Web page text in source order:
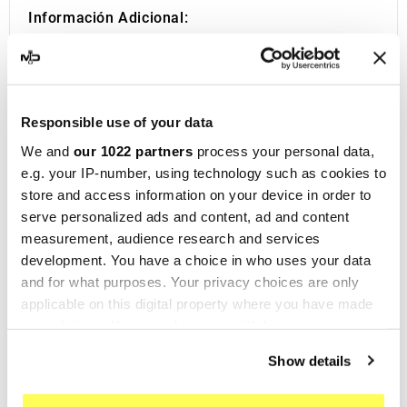
Responsible use of your data
We and our 1022 partners process your personal data,
e.g. your IP-number, using technology such as cookies to
store and access information on your device in order to
serve personalized ads and content, ad and content
measurement, audience research and services
development. You have a choice in who uses your data
and for what purposes. Your privacy choices are only
applicable on this digital property where you have made
Show details
Información Adicional:
Si está buscando el escape deportivo perfecto
para su motocicleta, está en el lugar correcto.
dedicado a la investigación y reventa de los
mejores escapes deportivos para moto. Si tiene
alguna pregunta o duda sobre el Silenciador o
Escape de su Motocicleta, no dude en
contactarnos.
IXIL, fundada en Barcelona en 1955, es hoy una
marca consolidada en el ámbito del
motociclismo, presente en más de 40
para una amplia gama de motocicletas y maxi